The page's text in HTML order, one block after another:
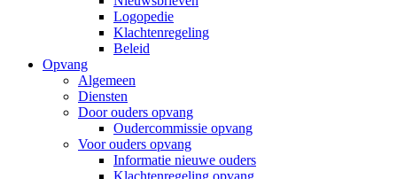
Logopedie
Klachtenregeling
Beleid
Opvang
Algemeen
Diensten
Door ouders opvang
Oudercommissie opvang
Voor ouders opvang
Informatie nieuwe ouders
Klachtenregeling opvang